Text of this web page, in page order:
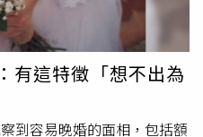
一點結婚，人生晚一點的時
亞史威特（Andrea Swift）
西於2023年10月公開戀
六夜現場》（Saturday
路高調放閃，於2025年8月
，並配文寫道：「你的英文
這特徵「想不出為
到容易晚婚的面相，包括額